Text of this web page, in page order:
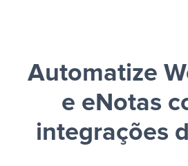
Automatize
e eNotas
integrações